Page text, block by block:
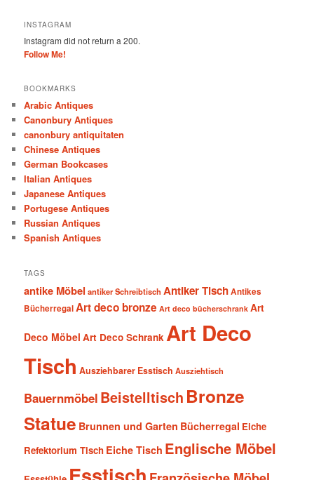
INSTAGRAM
Instagram did not return a 200.
Follow Me!
BOOKMARKS
Arabic Antiques
Canonbury Antiques
canonbury antiquitaten
Chinese Antiques
German Bookcases
Italian Antiques
Japanese Antiques
Portugese Antiques
Russian Antiques
Spanish Antiques
TAGS
antike Möbel antiker Schreibtisch Antiker TischAntikes
BücherregalArt deco bronze Art deco bücherschrank Art
Deco Möbel Art Deco Schrank Art Deco
Tisch Ausziehbarer Esstisch Ausziehtisch
Bauernmöbel Beistelltisch Bronze
Statue Brunnen und Garten Bücherregal Eiche
Refektorium Tisch Eiche Tisch Englische Möbel